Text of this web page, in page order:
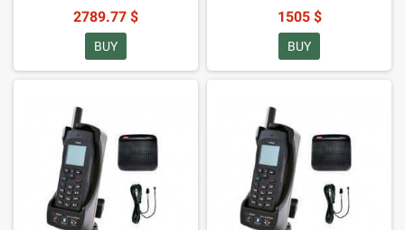
2789.77 $
BUY
1505 $
BUY